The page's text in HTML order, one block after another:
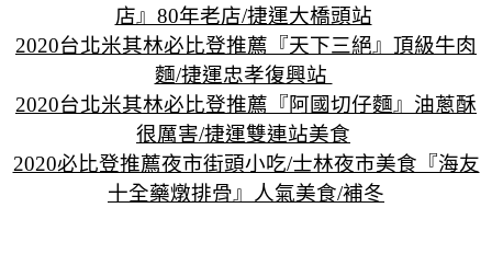
店』80年老店/捷運大橋頭站
2020台北米其林必比登推薦『天下三絕』頂級牛肉
麵/捷運忠孝復興站
2020台北米其林必比登推薦『阿國切仔麵』油蔥酥
很厲害/捷運雙連站美食
2020必比登推薦夜市街頭小吃/士林夜市美食『海友
十全藥燉排骨』人氣美食/補冬